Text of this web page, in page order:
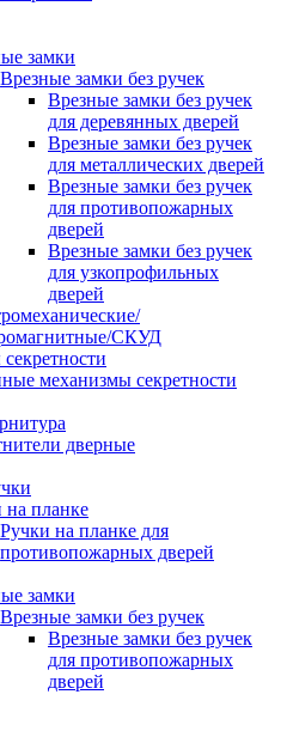
замки
Врезные замки без ручек
Врезные замки без ручек
для деревянных дверей
Врезные замки без ручек
для металлических дверей
Врезные замки без ручек
для противопожарных
дверей
Врезные замки без ручек
для узкопрофильных
дверей
СКУД
механизмы секретности
дверные
на планке
Ручки на планке для
противопожарных дверей
замки
Врезные замки без ручек
Врезные замки без ручек
для противопожарных
дверей